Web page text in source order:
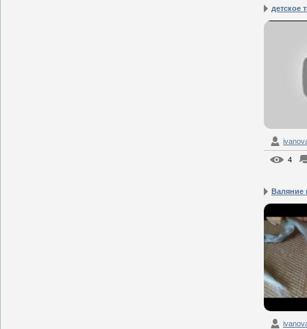
детское
4
Валяние